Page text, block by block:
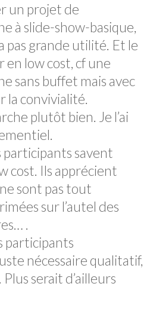
un projet de
à slide-show-basique,
pas grande utilité. Et le
low cost, cf une
sans buffet mais avec
la convivialité.
plutôt bien. Je l’ai
participants savent
cost. Ils apprécient
sont pas tout
sur l’autel des
.
participants
nécessaire qualitatif,
serait d’ailleurs